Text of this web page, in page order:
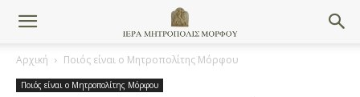
Αρχική Ποιός είναι ο Μητροπολίτης Μόρφου
Ποιός είναι ο Μητροπολίτης Μόρφου